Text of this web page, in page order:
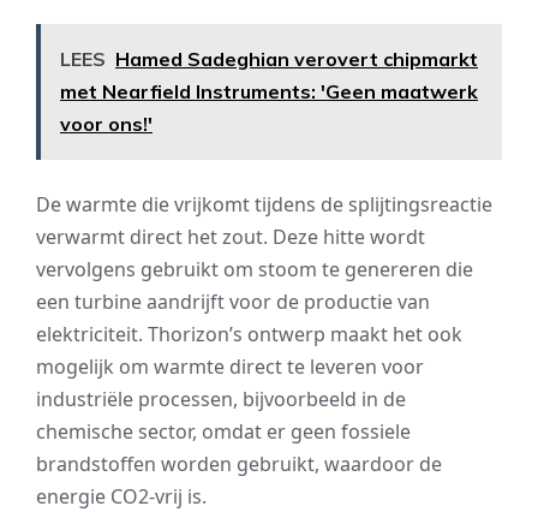
LEES Hamed Sadeghian verovert chipmarkt
met Nearfield Instruments: 'Geen maatwerk
voor ons!'
De warmte die vrijkomt tijdens de splijtingsreactie
verwarmt direct het zout. Deze hitte wordt
vervolgens gebruikt om stoom te genereren die
een turbine aandrijft voor de productie van
elektriciteit. Thorizon’s ontwerp maakt het ook
mogelijk om warmte direct te leveren voor
industriële processen, bijvoorbeeld in de
chemische sector, omdat er geen fossiele
brandstoffen worden gebruikt, waardoor de
energie CO2-vrij is.